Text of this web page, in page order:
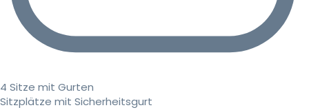
4 Sitze mit Gurten
Sitzplätze mit Sicherheitsgurt